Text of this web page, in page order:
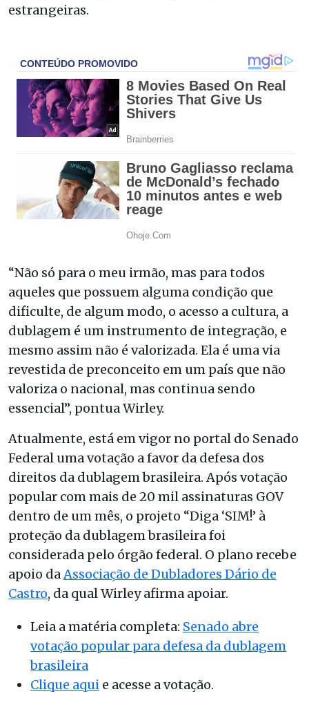
estrangeiras.
“Não só para o meu irmão, mas para todos
aqueles que possuem alguma condição que
dificulte, de algum modo, o acesso a cultura, a
dublagem é um instrumento de integração, e
mesmo assim não é valorizada. Ela é uma via
revestida de preconceito em um país que não
valoriza o nacional, mas continua sendo
essencial”, pontua Wirley.
Atualmente, está em vigor no portal do Senado
Federal uma votação a favor da defesa dos
direitos da dublagem brasileira. Após votação
popular com mais de 20 mil assinaturas GOV
dentro de um mês, o projeto “Diga ‘SIM!’ à
proteção da dublagem brasileira foi
considerada pelo órgão federal. O plano recebe
apoio daAssociação de Dubladores Dário de
Castro, da qual Wirley afirma apoiar.
Leia a matéria completa: Senado abre
votação popular para defesa da dublagem
brasileira
Clique aqui e acesse a votação.